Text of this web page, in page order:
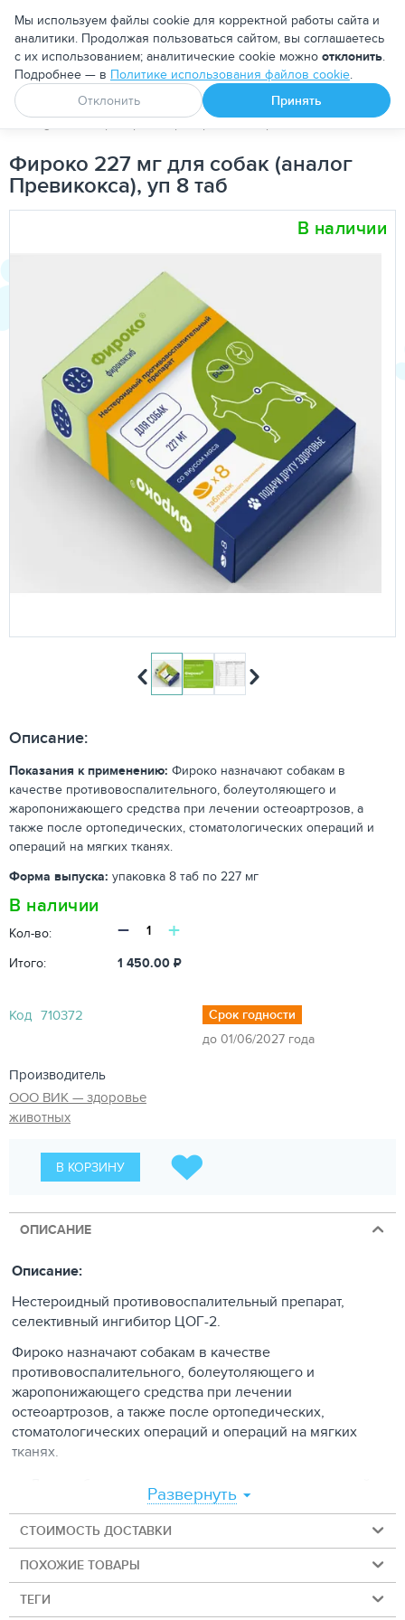
Москва
Апоквел Ветмедин От блох и клещей
PetDog Ветеринарные препараты
Фироко 227 мг для собак (аналог
Превикокса), уп 8 таб
В наличии
Описание:
Показания к применению: Фироко назначают собакам в
качестве противовоспалительного, болеутоляющего и
жаропонижающего средства при лечении остеоартрозов, а
также после ортопедических, стоматологических операций и
операций на мягких тканях.
Форма выпуска: упаковка 8 таб по 227 мг
В наличии
Кол-во: − +
Итого: 1 450.00 ₽
Код 710372
Срок годности
до 01/06/2027 года
Производитель
ООО ВИК — здоровье
животных
В КОРЗИНУ
ОПИСАНИЕ
Описание:
Нестероидный противовоспалительный препарат,
селективный ингибитор ЦОГ-2.
Фироко назначают собакам в качестве
противовоспалительного, болеутоляющего и
жаропонижающего средства при лечении
остеоартрозов, а также после ортопедических,
стоматологических операций и операций на мягких
тканях.
Две удобные дозировки, рассчитанные на средний
курс лечения собак
Быстро всасывается, начинает действовать через 15
мин, максимальная концентрация в крови
достигается через 1,25 часа
Купирует боль на 24 часа без «провала в
Развернуть
СТОИМОСТЬ ДОСТАВКИ
ПОХОЖИЕ ТОВАРЫ
ТЕГИ
Мы используем файлы cookie для корректной работы сайта и
аналитики. Продолжая пользоваться сайтом, вы соглашаетесь
с их использованием; аналитические cookie можно отклонить.
Подробнее — в Политике использования файлов cookie.
Отклонить
Принять